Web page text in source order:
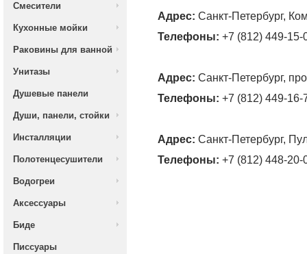
Смесители
Кухонные мойки
Раковины для ванной
Унитазы
Душевые панели
Души, панели, стойки
Инсталляции
Полотенцесушители
Водогреи
Аксессуары
Биде
Писсуары
Адрес: Санкт-Петербург,
Телефоны: +7 (812) 449-15-
Адрес: Санкт-Петербург,
Телефоны: +7 (812) 449-16-
Адрес: Санкт-Петербург,
Телефоны: +7 (812) 448-20-